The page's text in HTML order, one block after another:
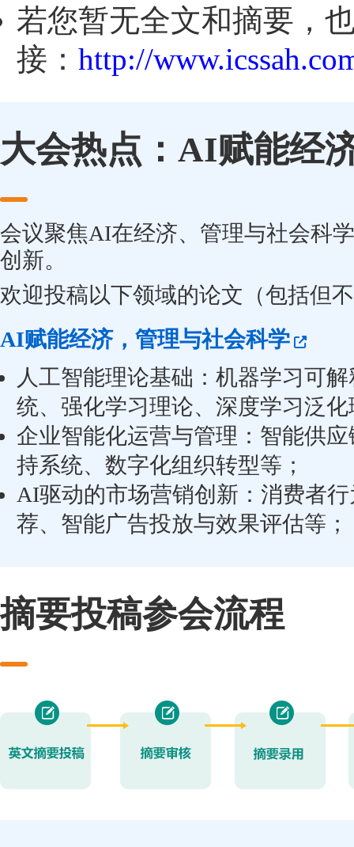
若您暂无全文和摘要，
接： http://
大会热点：AI赋能经
会议聚焦AI在经济、管理与社会科
创新。
欢迎投稿以下领域的论文（包括但
AI赋能经济，管理与社会科学
人工智能理论基础：机器学习可
统、强化学习理论、深度学习泛
企业智能化运营与管理：智能供
持系统、数字化组织转型等；
AI驱动的市场营销创新：消费者
荐、智能广告投放与效果评估等；
摘要投稿参会流程